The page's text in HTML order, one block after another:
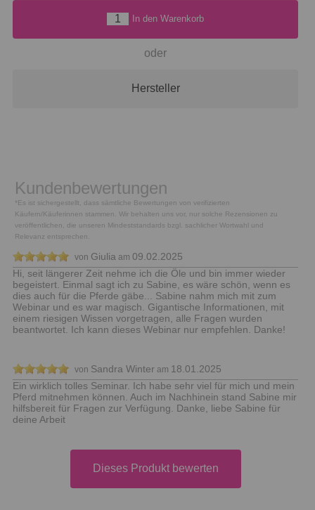
In den Warenkorb
oder
Hersteller
Kundenbewertungen
*Es ist sichergestellt, dass sämtliche Bewertungen von verifizierten
Käufern/Käuferinnen stammen. Wir behalten uns vor, nur solche Rezensionen zu
veröffentlichen, die unseren Mindeststandards bzgl. sachlicher Wortwahl und
Relevanz entsprechen.
von Giulia am 09.02.2025
Hi, seit längerer Zeit nehme ich die Öle und bin immer wieder
begeistert. Einmal sagt ich zu Sabine, es wäre schön, wenn es
dies auch für die Pferde gäbe... Sabine nahm mich mit zum
Webinar und es war magisch. Gigantische Informationen, mit
einem riesigen Wissen vorgetragen, alle Fragen wurden
beantwortet. Ich kann dieses Webinar nur empfehlen. Danke!
von Sandra Winter am 18.01.2025
Ein wirklich tolles Seminar. Ich habe sehr viel für mich und mein
Pferd mitnehmen können. Auch im Nachhinein stand Sabine mir
hilfsbereit für Fragen zur Verfügung. Danke, liebe Sabine für
deine Arbeit
Dieses Produkt bewerten